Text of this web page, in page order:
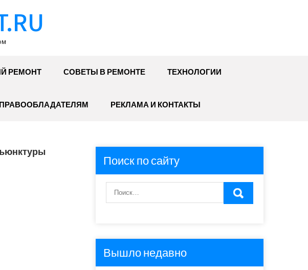
РЕМОНТ СОВЕТЫ В РЕМОНТЕ ТЕХНОЛОГИИ
РЕКЛАМА И КОНТАКТЫ
Поиск по сайту
Вышло недавно